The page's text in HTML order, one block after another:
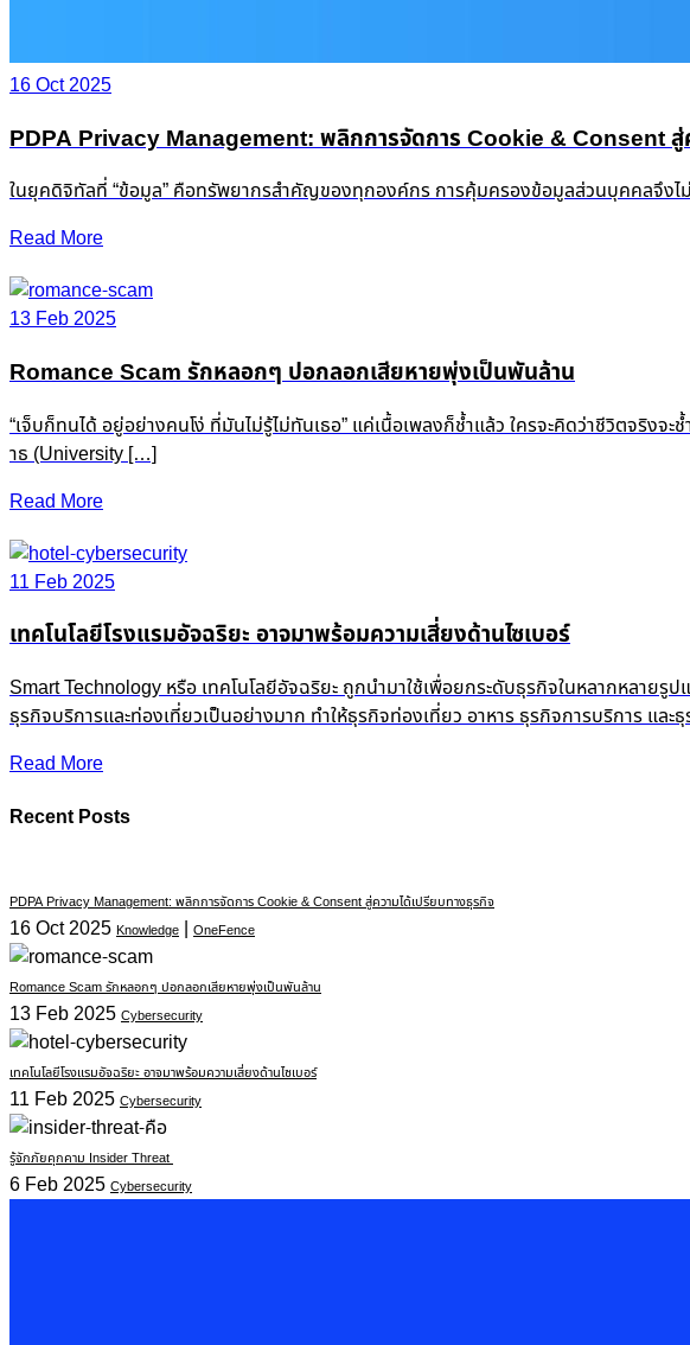
16 Oct 2025
PDPA Privacy Management: พลิกการจัดการ Cookie & Consent สู่
ในยุคดิจิทัลที่ “ข้อมูล” คือทรัพยากรสำคัญของทุกองค์กร การคุ้มครองข้อมูลส่วนบุคคลจึง
Read More
13 Feb 2025
Romance Scam รักหลอกๆ ปอกลอกเสียหายพุ่งเป็นพันล้าน
“เจ็บก็ทนได้ อยู่อย่างคนโง่ ที่มันไม่รู้ไม่ทันเธอ” แค่เนื้อเพลงก็ช้ำแล้ว ใครจะคิดว่าชีวิตจริ
าธ (University […]
Read More
11 Feb 2025
เทคโนโลยีโรงแรมอัจฉริยะ อาจมาพร้อมความเสี่ยงด้านไซเบอร์
Smart Technology หรือ เทคโนโลยีอัจฉริยะ ถูกนำมาใช้เพื่อยกระดับธุรกิจในหลากหลาย
ธุรกิจบริการและท่องเที่ยวเป็นอย่างมาก ทำให้ธุรกิจท่องเที่ยว อาหาร ธุรกิจการบริการ และ
Read More
Recent Posts
PDPA Privacy Management: พลิกการจัดการ Cookie & Consent สู่ความได้เปรียบทางธุรกิจ
16 Oct 2025 Knowledge | OneFence
Romance Scam รักหลอกๆ ปอกลอกเสียหายพุ่งเป็นพันล้าน
13 Feb 2025 Cybersecurity
เทคโนโลยีโรงแรมอัจฉริยะ อาจมาพร้อมความเสี่ยงด้านไซเบอร์
11 Feb 2025 Cybersecurity
รู้จักภัยคุกคาม Insider Threat
6 Feb 2025 Cybersecurity